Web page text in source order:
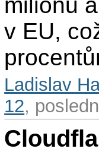
v EU,
Ladislav
12,